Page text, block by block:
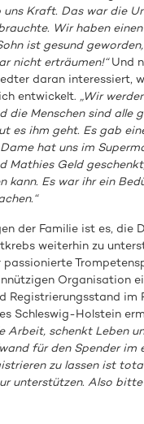
uns Kraft. Das war die
Wir haben
ist gesund
nicht erträumen!“Und
daran interessiert,
entwickelt. „Wir
die Menschen sind alle
es ihm geht. Es gab
hat uns im
Mathies Geld
kann. Es war ihr ein
der Familie ist es, die
weiterhin zu
Organisation
Registrierungsstand im
Schleswig-Holstein
Arbeit, schenkt Leben
für den Spender im
zu lassen ist
unterstützen. Also